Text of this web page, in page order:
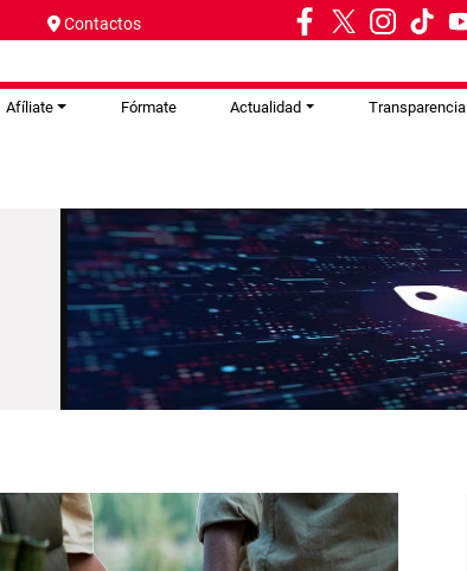
Contactos
Afíliate Fórmate Actualidad Transparencia